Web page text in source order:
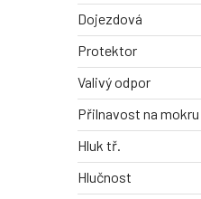
Dojezdová
Protektor
Valivý odpor
Přilnavost na mokru
Hluk tř.
Hlučnost